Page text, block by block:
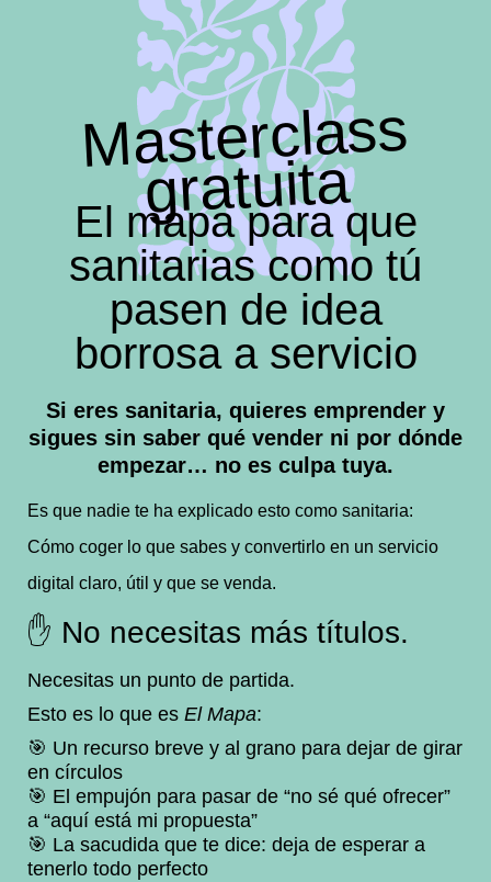
Masterclass
gratuita
El mapa para que
sanitarias como tú
pasen de idea
borrosa a servicio
Si eres sanitaria, quieres emprender y
sigues sin saber qué vender ni por dónde
empezar… no es culpa tuya.
Es que nadie te ha explicado esto como sanitaria:
Cómo coger lo que sabes y convertirlo en un servicio
digital claro, útil y que se venda.
✋ No necesitas más títulos.
Necesitas un punto de partida.
Esto es lo que es El Mapa:
🎯 Un recurso breve y al grano para dejar de girar
en círculos
🎯 El empujón para pasar de “no sé qué ofrecer”
a “aquí está mi propuesta”
🎯 La sacudida que te dice: deja de esperar a
tenerlo todo perfecto